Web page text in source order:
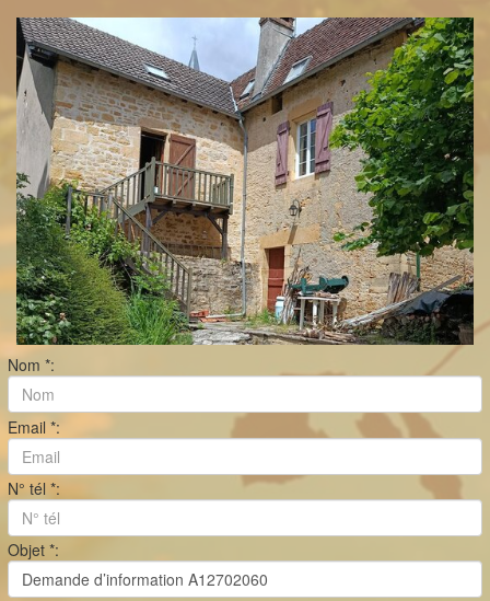
Nom *:
Email *:
N° tél *:
Objet *: